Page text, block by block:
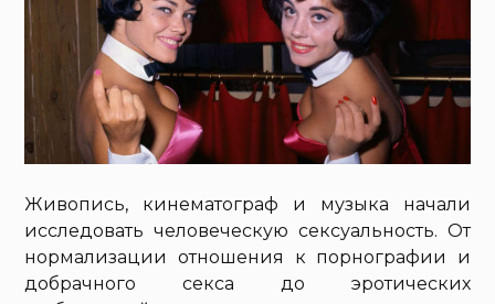
Живопись, кинематограф и музыка начали
исследовать человеческую сексуальность. От
нормализации отношения к порнографии и
добрачного секса до эротических